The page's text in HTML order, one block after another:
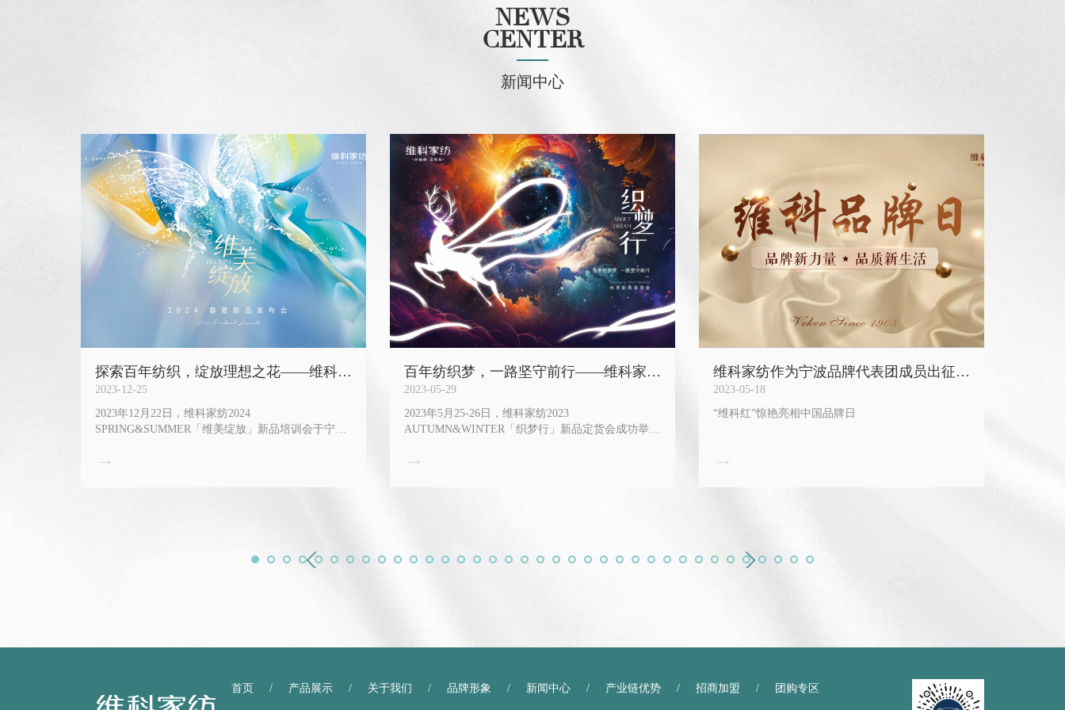
NEWS
CENTER
新闻中心
探索百年纺织，绽放理想之花——维科家
纺24SS新品发布会「维美绽放」圆满落
幕
2023-12-25
2023年12月22日，维科家纺2024
SPRING&SUMMER「维美绽放」新品培训会于宁波
绽放」定为本次2024SS发布会的主题，“维美”代表了
过行动推进纺织行业的发展和进步，绽放理想之花。
→
百年纺织梦，一路坚守前行——维科家纺
23AW新品定货会「织梦行」圆满落幕
2023-05-29
2023年5月25-26日，维科家纺2023
AUTUMN&WINTER「织梦行」新品定货会成功举行
→
维科家纺作为宁波品牌代表团成员出征
「中国品牌日」
2023-05-18
“维科红”惊艳亮相中国品牌日
→
首页 / 产品展示 / 关于我们 / 品牌形象 / 新闻中心 / 产业链优势 / 招商加盟 / 团购专区